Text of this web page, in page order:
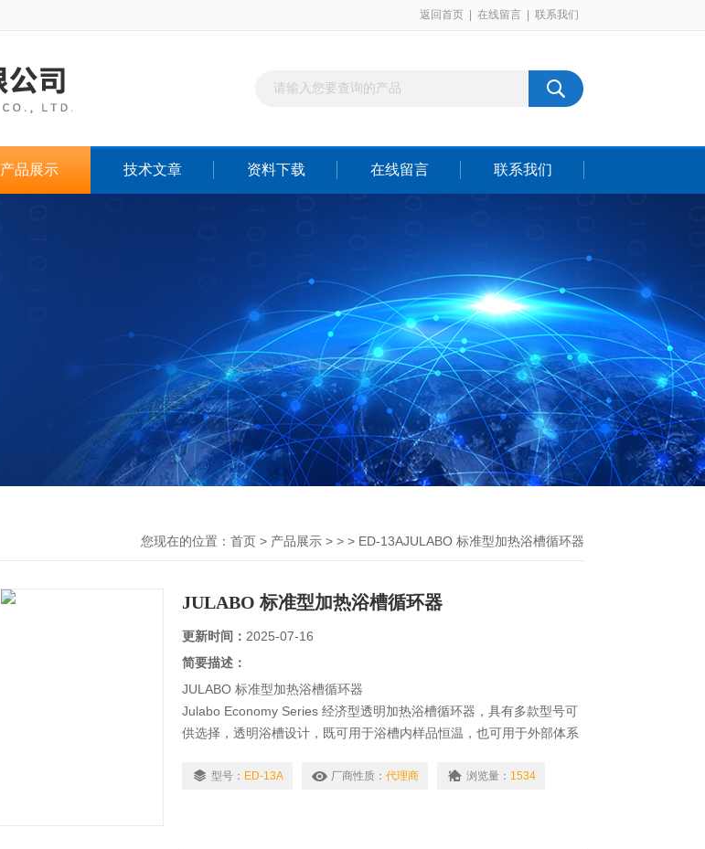
返回首页 在线留言 联系我们
产品展示 技术文章 资料下载 在线留言 联系我们
您现在的位置： 首页 > 产品展示 > > > ED-13AJULABO 标准型加热浴槽循环器
JULABO 标准型加热浴槽循环器
更新时间： 2025-07-16
简要描述：
JULABO 标准型加热浴槽循环器
Julabo Economy Series 经济型透明加热浴槽循环器，具有多款型号可
供选择，透明浴槽设计，既可用于浴槽内样品恒温，也可用于外部体系
型号： ED-13A 厂商性质： 代理商 浏览量： 1534